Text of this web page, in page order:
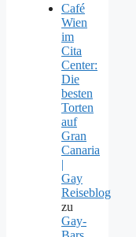
Café
Wien
im
Cita
Center:
Die
besten
Torten
auf
Gran
Canaria
|
Gay
Reiseblog
zu
Gay-